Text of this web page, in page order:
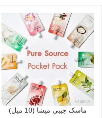
ماسک جیبی میشا (10 میل)